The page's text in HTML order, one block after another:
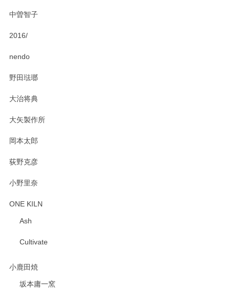
中曽智子
2016/
nendo
野田琺瑯
大治将典
大矢製作所
岡本太郎
荻野克彦
小野里奈
ONE KILN
Ash
Cultivate
小鹿田焼
坂本庸一窯